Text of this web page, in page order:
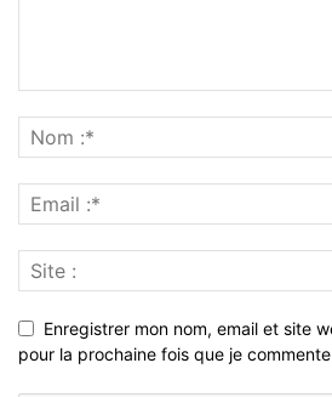
Enregistrer mon nom, email et site
pour la prochaine fois que je